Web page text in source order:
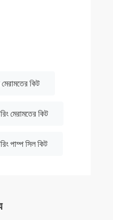
কিট
মেরামতের কিট
পাম্প সিল কিট